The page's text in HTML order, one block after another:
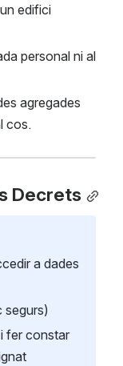
edifici
personal ni al
agregades
cos.
Decrets
a dades
segurs)
fer constar